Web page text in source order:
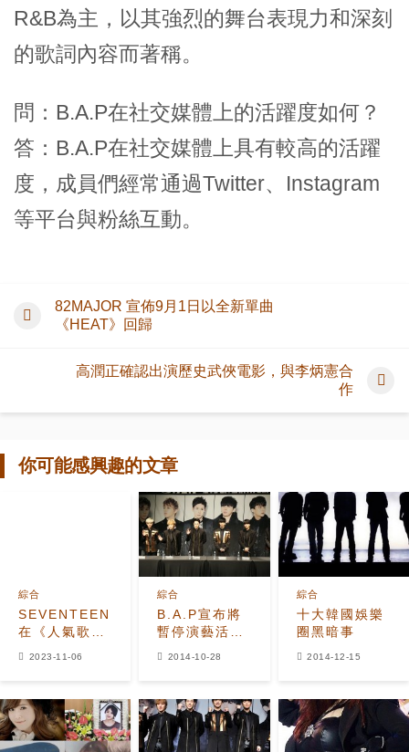
R&B為主，以其強烈的舞台表現力和深刻
的歌詞內容而著稱。
問：B.A.P在社交媒體上的活躍度如何？
答：B.A.P在社交媒體上具有較高的活躍
度，成員們經常通過Twitter、Instagram
等平台與粉絲互動。
82MAJOR 宣佈9月1日以全新單曲
《HEAT》回歸
高潤正確認出演歷史武俠電影，與李炳憲合
作
你可能感興趣的文章
SEVENTEEN
在《人氣歌
謠》中獲得1
動的
S.COUPS
綜合
2023-11-06
B.A.P宣布將
暫停演藝活動
韓網友推測事
綜合
2014-10-28
十大韓國娛樂
圈黑暗事
綜合
2014-12-15